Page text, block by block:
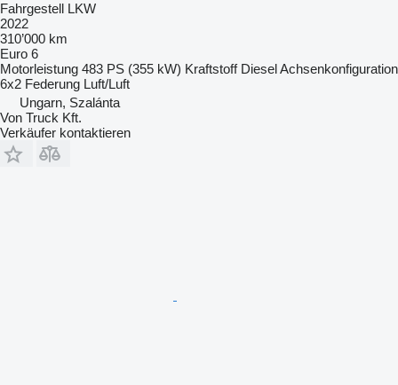
Fahrgestell LKW
2022
310’000 km
Euro 6
Motorleistung 483 PS (355 kW) Kraftstoff DieselAchsenkonfiguration
6x2 Federung Luft/Luft
Ungarn, Szalánta
Von Truck Kft.
Verkäufer kontaktieren